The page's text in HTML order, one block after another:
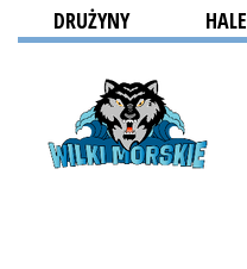
DRUŻYNY HALE